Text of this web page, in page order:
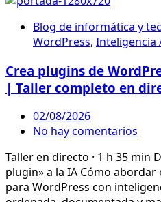
Blog de informática y
WordPress, Inteligencia
Crea plugins de
| Taller completo en
02/08/2026
No hay comentarios
Taller en directo · 1 h 35 min
plugin» a la IA Cómo
para WordPress con